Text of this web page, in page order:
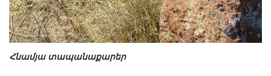
Հնամյա տապանաքարեր